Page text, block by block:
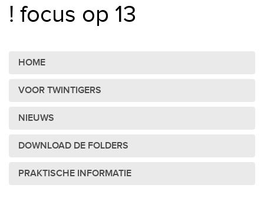
! focus op 13
HOME
VOOR TWINTIGERS
NIEUWS
DOWNLOAD DE FOLDERS
PRAKTISCHE INFORMATIE